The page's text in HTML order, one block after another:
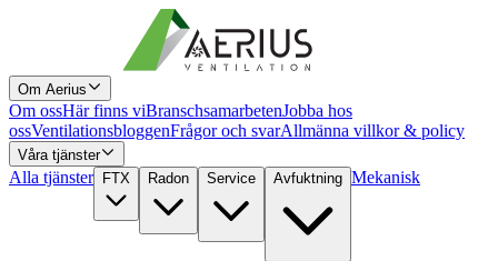
Om Aerius
Om ossHär finns viBranschsamarbetenJobba hos
ossVentilationsbloggenFrågor och svarAllmänna villkor & policy
Våra tjänster
Alla tjänster FTX Radon Service Avfuktning Mekanisk